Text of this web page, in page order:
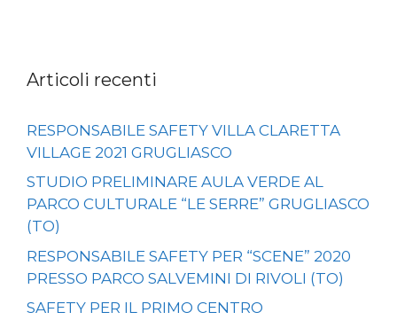
Articoli recenti
RESPONSABILE SAFETY VILLA CLARETTA
VILLAGE 2021 GRUGLIASCO
STUDIO PRELIMINARE AULA VERDE AL
PARCO CULTURALE “LE SERRE” GRUGLIASCO
(TO)
RESPONSABILE SAFETY PER “SCENE” 2020
PRESSO PARCO SALVEMINI DI RIVOLI (TO)
SAFETY PER IL PRIMO CENTRO